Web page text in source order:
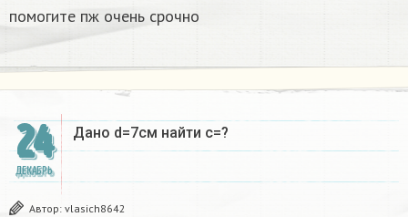
помогите пж очень срочно​
24
ДЕКАБРЬ
Дано d=7см найти с=?​
Автор: vlasich8642